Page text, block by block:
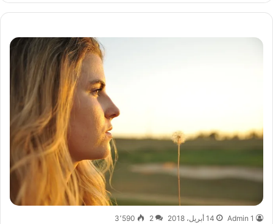
Admin 1 14 أبريل، 2018 2 3٬590